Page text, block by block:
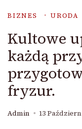
BIZNES URODA
Kultowe
każdą
fryzur.
Admin 13